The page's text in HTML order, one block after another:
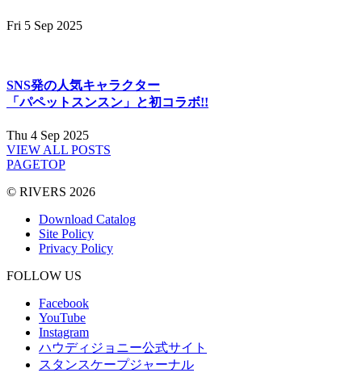
Fri 5 Sep 2025
SNS発の人気キャラクター
「パペットスンスン」と初コラボ!!
Thu 4 Sep 2025
VIEW ALL POSTS
PAGETOP
© RIVERS 2026
Download Catalog
Site Policy
Privacy Policy
FOLLOW US
Facebook
YouTube
Instagram
ハウディジョニー公式サイト
スタンスケープジャーナル